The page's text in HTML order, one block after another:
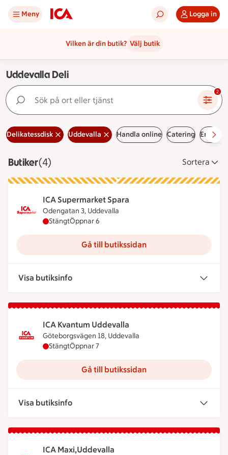
Meny Logga in
Vilken är din butik? Välj butik
Uddevalla Deli
Sök på ort eller tjänst 2
Delikatessdisk Uddevalla Handla online Catering
ButikerVisar 4 stycken
(4) Sortera
ICA Supermarket Spara
Odengatan 3, Uddevalla
ICA Supermarket Spara har stängt, öppnar
StängtÖppnar 6
Gå till butikssidan
Visa butiksinfo
ICA Kvantum Uddevalla
Göteborgsvägen 18, Uddevalla
ICA Kvantum Uddevalla har stängt, öppnar
StängtÖppnar 7
Gå till butikssidan
Visa butiksinfo
ICA Maxi,Uddevalla